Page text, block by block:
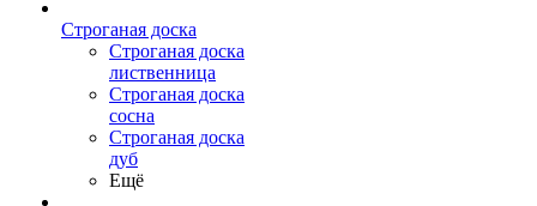
Строганая доска
Строганая доска
лиственница
Строганая доска
сосна
Строганая доска
дуб
Ещё